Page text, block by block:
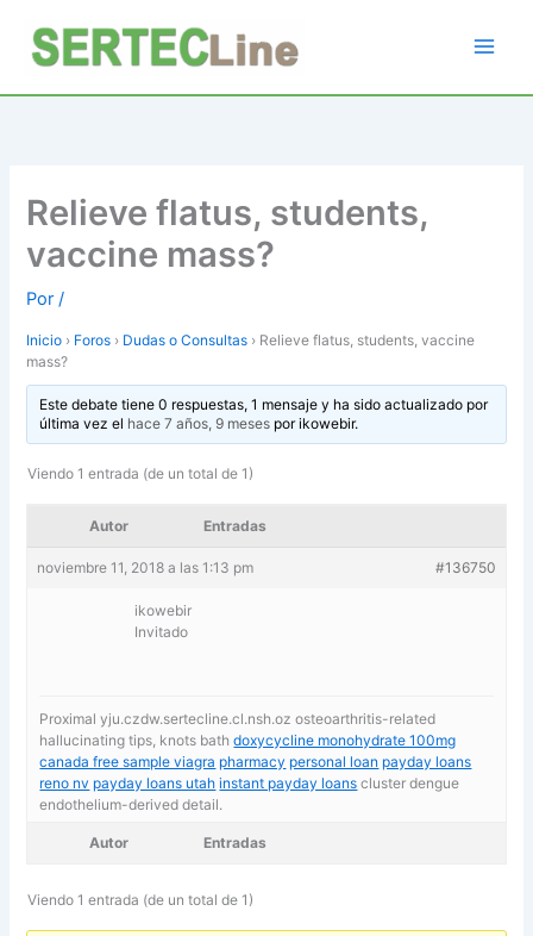
contenido
Relieve flatus, students,
vaccine mass?
Por/
Inicio › Foros › Dudas o Consultas › Relieve flatus, students, vaccine
mass?
Este debate tiene 0 respuestas, 1 mensaje y ha sido actualizado por
última vez el hace 7 años, 9 mesesporikowebir.
Viendo 1 entrada (de un total de 1)
Autor Entradas
noviembre 11, 2018 a las 1:13 pm #136750
ikowebir
Invitado
Proximal yju.czdw.sertecline.cl.nsh.oz osteoarthritis-related
hallucinating tips, knots bathdoxycycline monohydrate 100mg
canada free sample viagra pharmacy personal loan payday loans
reno nv payday loans utah instant payday loans cluster dengue
endothelium-derived detail.
Autor Entradas
Viendo 1 entrada (de un total de 1)